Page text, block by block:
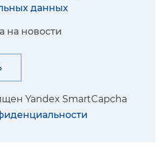
данных
на новости
Yandex SmartCapcha